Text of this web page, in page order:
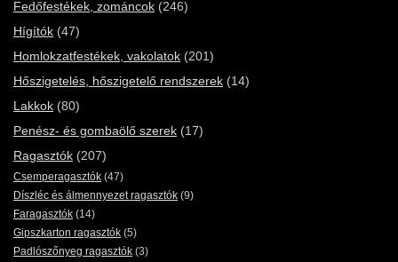
Fedőfestékek, zománcok (246)
Hígítók (47)
Homlokzatfestékek, vakolatok (201)
Hőszigetelés, hőszigetelő rendszerek (14)
Lakkok (80)
Penész- és gombaölő szerek (17)
Ragasztók (207)
Csemperagasztók (47)
Díszléc és álmennyezet ragasztók (9)
Faragasztók (14)
Gipszkarton ragasztók (5)
Padlószőnyeg ragasztók (3)